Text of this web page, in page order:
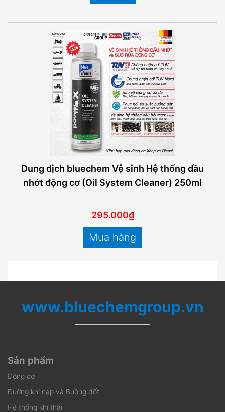
Dung dịch bluechem Vệ sinh Hệ thống dầu
nhớt động cơ (Oil System Cleaner) 250ml
295.000₫
Mua hàng
www.bluechemgroup.vn
Sản phẩm
Động cơ
Đường khí nạp và Buồng đốt
Hệ thống khí thải